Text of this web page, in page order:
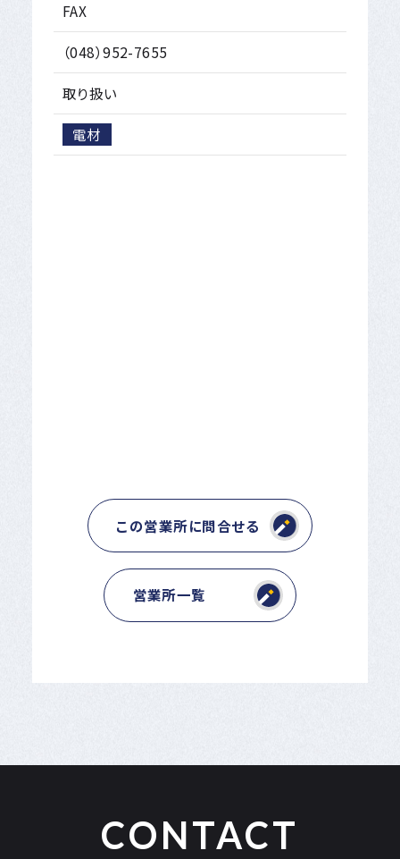
FAX
（048）952-7655
取り扱い
電材
この営業所に問合せる
営業所一覧
CONTACT